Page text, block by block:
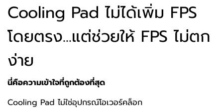
Cooling Pad ไม่ได้เพิ่ม FPS
โดยตรง...แต่ช่วยให้ FPS ไม่ตก
ง่าย
นี่คือความเข้าใจที่ถูกต้องที่สุด
Cooling Pad ไม่ใช่อุปกรณ์โอเวอร์คล็อก